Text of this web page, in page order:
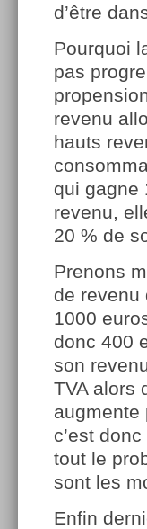
d’être
Pourquoi
pas
revenu
hauts
qui gagne
revenu,
20 % de
Prenons
de revenu
1000
donc 400
son
TVA alors
augmente
c’est
tout le
sont les
Enfin